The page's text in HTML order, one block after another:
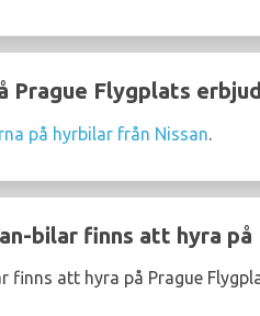
Flygplats
på hyrbilar från Nissan.
bilar finns att hyra på
finns att hyra på Prague